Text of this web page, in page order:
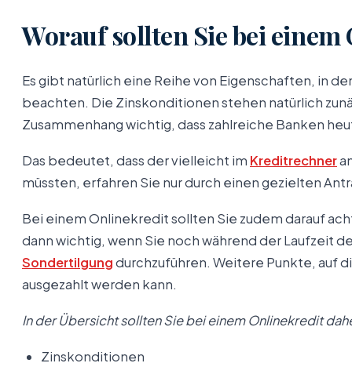
Worauf sollten Sie bei
Es gibt natürlich eine Reihe von Eigenschaften, in
beachten. Die Zinskonditionen stehen natürlich
Zusammenhang wichtig, dass zahlreiche Banken
Das bedeutet, dass der vielleicht im Kreditrechner
müssten, erfahren Sie nur durch einen gezielten
Bei einem Onlinekredit sollten Sie zudem darauf
dann wichtig, wenn Sie noch während der Laufzeit
Sondertilgungdurchzuführen. Weitere Punkte, auf
ausgezahlt werden kann.
In der Übersicht sollten Sie bei einem Onlinekredit
Zinskonditionen